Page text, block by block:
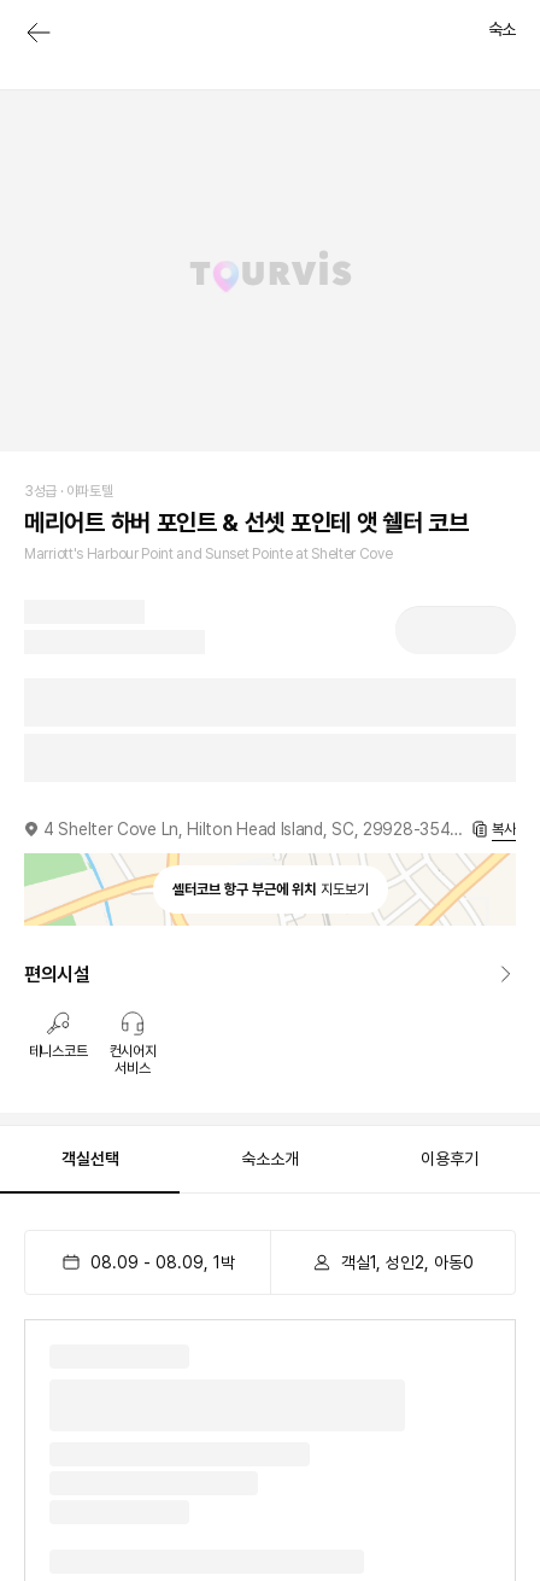
숙소
3성급 · 아파토텔
메리어트 하버 포인트 & 선셋 포인테 앳 쉘터 코브
Marriott's Harbour Point and Sunset Pointe at Shelter Cove
4 Shelter Cove Ln, Hilton Head Island, SC, 29928-3543, US 복사
셸터코브 항구 부근에 위치 지도보기
편의시설
테니스코트
컨시어지
서비스
객실선택 숙소소개 이용후기
08.09 - 08.09 1 박 객실1, 성인2, 아동0